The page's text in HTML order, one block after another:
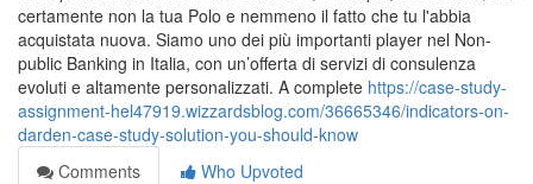
certamente non la tua Polo e nemmeno il fatto che tu l'abbia
acquistata nuova. Siamo uno dei più importanti player nel Non-
public Banking in Italia, con un’offerta di servizi di consulenza
evoluti e altamente personalizzati. A complete https://case-study-
assignment-hel47919.wizzardsblog.com/36665346/indicators-on-
darden-case-study-solution-you-should-know
Comments
Who Upvoted